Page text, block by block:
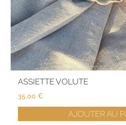
ASSIETTE VOLUTE
35,00€
AJOUTER AU